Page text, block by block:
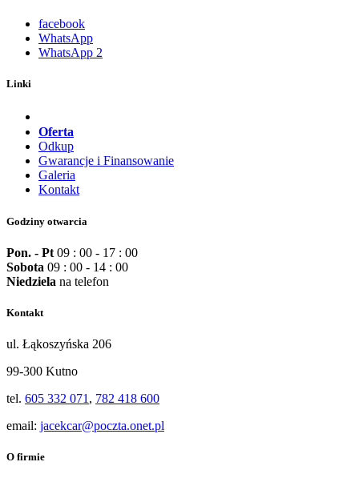
facebook
WhatsApp
WhatsApp 2
Linki
Oferta
Odkup
Gwarancje i Finansowanie
Galeria
Kontakt
Godziny otwarcia
Pon. - Pt 09 : 00 - 17 : 00
Sobota 09 : 00 - 14 : 00
Niedziela na telefon
Kontakt
ul. Łąkoszyńska 206
99-300 Kutno
tel. 605 332 071 , 782 418 600
email: jacekcar@poczta.onet.pl
O firmie